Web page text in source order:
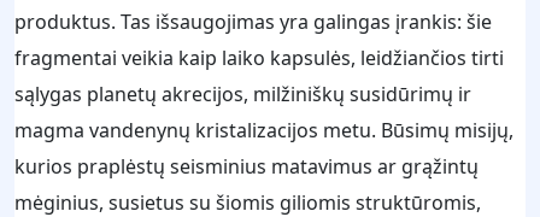
produktus. Tas išsaugojimas yra galingas įrankis: šie
fragmentai veikia kaip laiko kapsulės, leidžiančios tirti
sąlygas planetų akrecijos, milžiniškų susidūrimų ir
magma vandenynų kristalizacijos metu. Būsimų misijų,
kurios praplėstų seisminius matavimus ar grąžintų
mėginius, susietus su šiomis giliomis struktūromis,